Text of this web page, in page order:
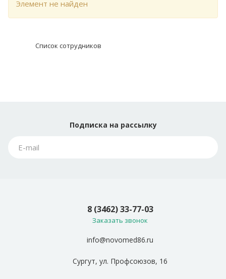
Элемент не найден
Список сотрудников
Подписка на рассылку
8 (3462) 33-77-03
Заказать звонок
info@novomed86.ru
Сургут, ул. Профсоюзов, 16